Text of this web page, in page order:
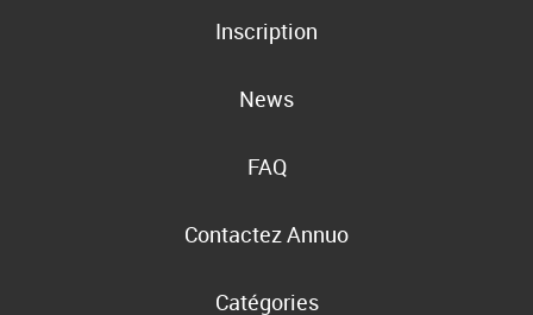
Inscription
News
FAQ
Contactez Annuo
Catégories